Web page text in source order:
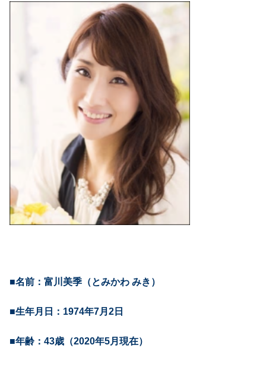
■名前：富川美季（とみかわ みき）
■生年月日：1974年7月2日
■年齢：43歳（2020年5月現在）